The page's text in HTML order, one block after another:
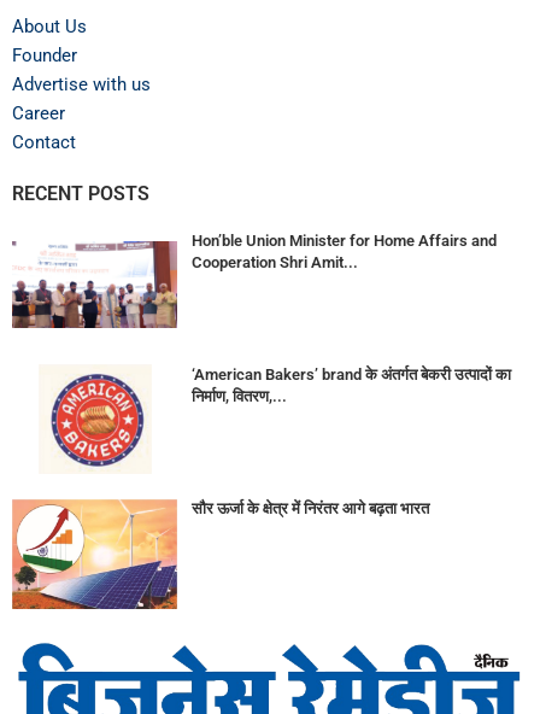
About Us
Founder
Advertise with us
Career
Contact
RECENT POSTS
Hon’ble Union Minister for Home Affairs and
Cooperation Shri Amit...
‘American Bakers’ brand के अंतर्गत बेकरी उत्पादों का
निर्माण, वितरण,...
सौर ऊर्जा के क्षेत्र में निरंतर आगे बढ़ता भारत